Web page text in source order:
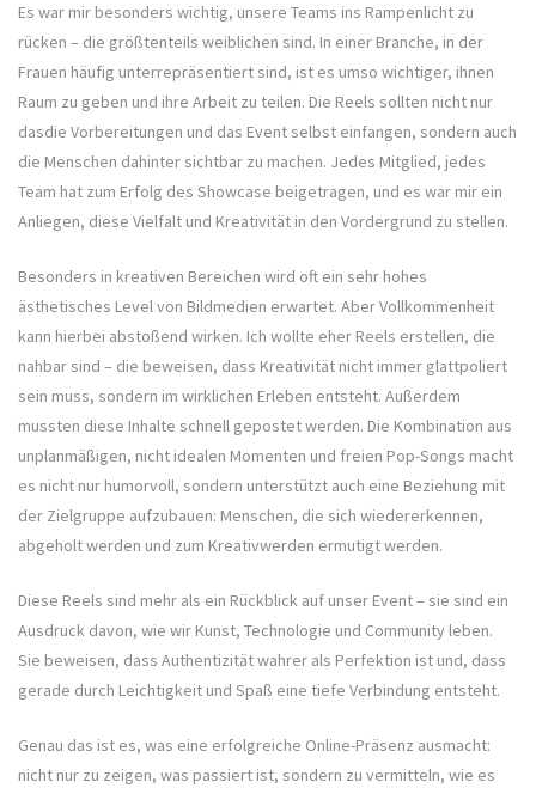
Es war mir besonders wichtig, unsere Teams ins Rampenlicht zu
rücken – die größtenteils weiblichen sind. In einer Branche, in der
Frauen häufig unterrepräsentiert sind, ist es umso wichtiger, ihnen
Raum zu geben und ihre Arbeit zu teilen. Die Reels sollten nicht nur
dasdie Vorbereitungen und das Event selbst einfangen, sondern auch
die Menschen dahinter sichtbar zu machen. Jedes Mitglied, jedes
Team hat zum Erfolg des Showcase beigetragen, und es war mir ein
Anliegen, diese Vielfalt und Kreativität in den Vordergrund zu stellen.
Besonders in kreativen Bereichen wird oft ein sehr hohes
ästhetisches Level von Bildmedien erwartet. Aber Vollkommenheit
kann hierbei abstoßend wirken. Ich wollte eher Reels erstellen, die
nahbar sind – die beweisen, dass Kreativität nicht immer glattpoliert
sein muss, sondern im wirklichen Erleben entsteht. Außerdem
mussten diese Inhalte schnell gepostet werden. Die Kombination aus
unplanmäßigen, nicht idealen Momenten und freien Pop-Songs macht
es nicht nur humorvoll, sondern unterstützt auch eine Beziehung mit
der Zielgruppe aufzubauen: Menschen, die sich wiedererkennen,
abgeholt werden und zum Kreativwerden ermutigt werden.
Diese Reels sind mehr als ein Rückblick auf unser Event – sie sind ein
Ausdruck davon, wie wir Kunst, Technologie und Community leben.
Sie beweisen, dass Authentizität wahrer als Perfektion ist und, dass
gerade durch Leichtigkeit und Spaß eine tiefe Verbindung entsteht.
Genau das ist es, was eine erfolgreiche Online-Präsenz ausmacht:
nicht nur zu zeigen, was passiert ist, sondern zu vermitteln, wie es